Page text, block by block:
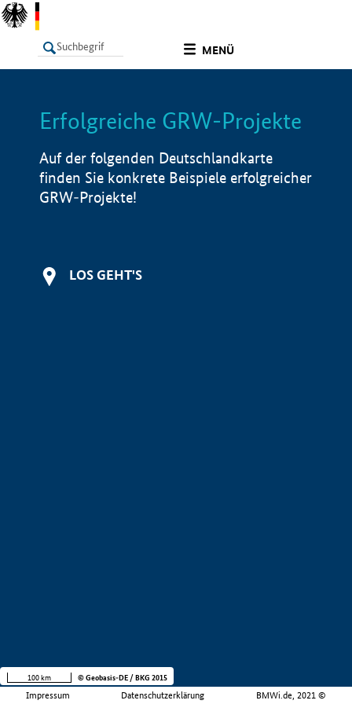
MENÜ
LISTE Info
Erfolgreiche GRW-Projekte
Auf der folgenden Deutschlandkarte
finden Sie konkrete Beispiele erfolgreicher
GRW-Projekte!
LOS GEHT'S
Impressum Datenschutzerklärung BMWi.de, 2021 ©
100 km © Geobasis-DE / BKG 2015